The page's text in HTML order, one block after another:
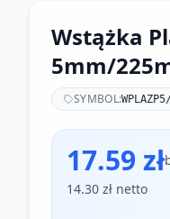
Wstążka
5mm/
SYMBOL:
17.59 zł
14.30 zł netto